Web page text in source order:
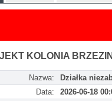
KOLONIA
Nazwa:
Działka
Data:
2026-06-18